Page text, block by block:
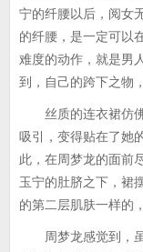
宁的纤腰以后，阅女
的纤腰，是一定可以
难度的动作，就是男
到，自己的跨下之物
丝质的连衣裙仿佛
吸引，变得贴在了她
此，在周梦龙的面前
玉宁的肚脐之下，裙
的第二层肌肤一样的
周梦龙感觉到，虽